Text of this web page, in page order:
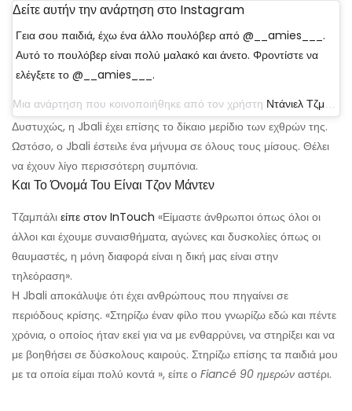
Δείτε αυτήν την ανάρτηση στο Instagram
Γεια σου παιδιά, έχω ένα άλλο πουλόβερ από @__amies___.
Αυτό το πουλόβερ είναι πολύ μαλακό και άνετο. Φροντίστε να
ελέγξετε το @__amies___.
Μια ανάρτηση που κοινοποιήθηκε από τον χρήστη Ντάνιελ Τζμπάλι
Δυστυχώς, η Jbali έχει επίσης το δίκαιο μερίδιο των εχθρών της.
Ωστόσο, ο Jbali έστειλε ένα μήνυμα σε όλους τους μίσους. Θέλει
να έχουν λίγο περισσότερη συμπόνια.
Και Το Όνομά Του Είναι Τζον Μάντεν
Τζαμπάλι είπε στον InTouch «Είμαστε άνθρωποι όπως όλοι οι
άλλοι και έχουμε συναισθήματα, αγώνες και δυσκολίες όπως οι
θαυμαστές, η μόνη διαφορά είναι η δική μας είναι στην
τηλεόραση».
Η Jbali αποκάλυψε ότι έχει ανθρώπους που πηγαίνει σε
περιόδους κρίσης. «Στηρίζω έναν φίλο που γνωρίζω εδώ και πέντε
χρόνια, ο οποίος ήταν εκεί για να με ενθαρρύνει, να στηρίξει και να
με βοηθήσει σε δύσκολους καιρούς. Στηρίζω επίσης τα παιδιά μου
με τα οποία είμαι πολύ κοντά », είπε ο Fiancé 90 ημερών αστέρι.